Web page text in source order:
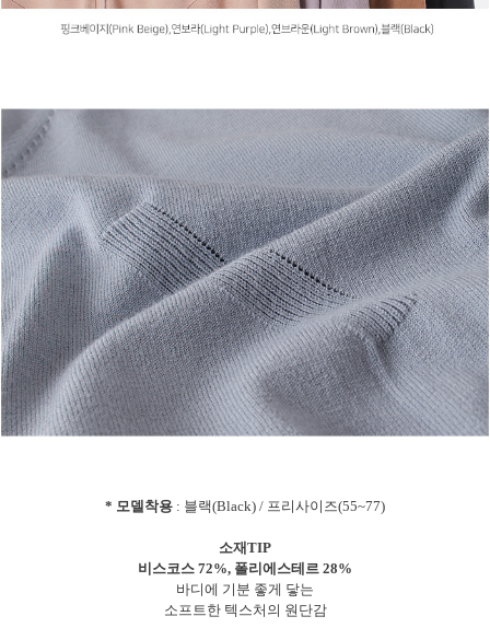
* 모델착용 : 블랙(Black) / 프리사이즈(55~77)
소재TIP
비스코스 72%, 폴리에스테르 28%
바디에 기분 좋게 닿는
소프트한 텍스처의 원단감